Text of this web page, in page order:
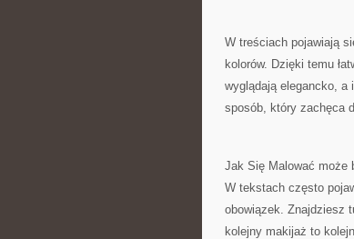
W treściach pojawiają
kolorów. Dzięki temu
wyglądają elegancko, a
sposób, który zachęca
Jak Się Malować może
W tekstach często
obowiązek. Znajdziesz
kolejny makijaż to